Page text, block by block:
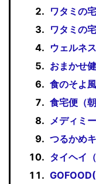
ワタミの
ワタミの
ウェルネ
おまかせ
食のそよ
食宅便（
メディミ
つるかめ
タイヘイ